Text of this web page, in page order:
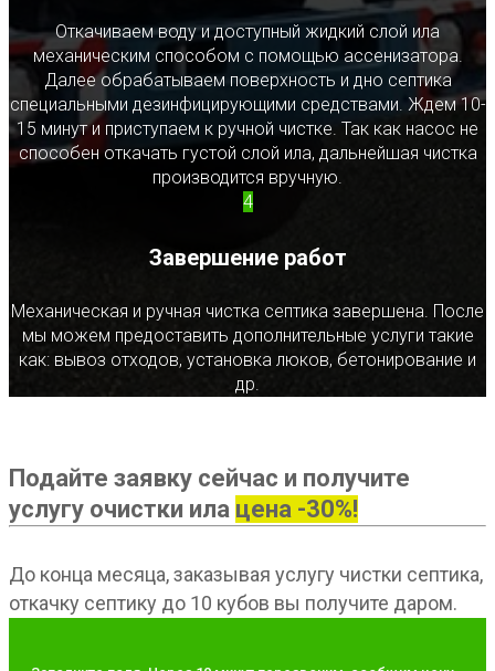
Откачиваем воду и доступный жидкий слой ила
механическим способом с помощью ассенизатора.
Далее обрабатываем поверхность и дно септика
специальными дезинфицирующими средствами. Ждем 10-
15 минут и приступаем к ручной чистке. Так как насос не
способен откачать густой слой ила, дальнейшая чистка
производится вручную.
4
Завершение работ
Механическая и ручная чистка септика завершена. После
мы можем предоставить дополнительные услуги такие
как: вывоз отходов, установка люков, бетонирование и
др.
Подайте заявку сейчас и получите
услугу очистки ила цена -30%!
До конца месяца, заказывая услугу чистки септика,
откачку септику до 10 кубов вы получите даром.